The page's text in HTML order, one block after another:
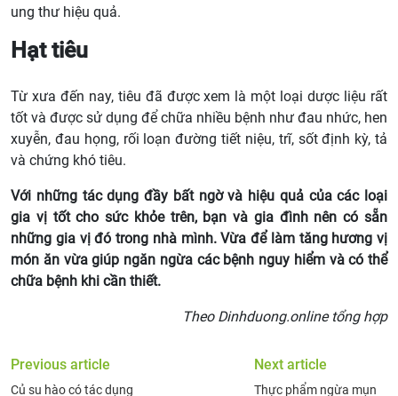
ung thư hiệu quả.
Hạt tiêu
Từ xưa đến nay, tiêu đã được xem là một loại dược liệu rất
tốt và được sử dụng để chữa nhiều bệnh như đau nhức, hen
xuyễn, đau họng, rối loạn đường tiết niệu, trĩ, sốt định kỳ, tả
và chứng khó tiêu.
Với những tác dụng đầy bất ngờ và hiệu quả của các loại
gia vị tốt cho sức khỏe trên, bạn và gia đình nên có sẵn
những gia vị đó trong nhà mình. Vừa để làm tăng hương vị
món ăn vừa giúp ngăn ngừa các bệnh nguy hiểm và có thể
chữa bệnh khi cần thiết.
Theo Dinhduong.online tổng hợp
Previous article
Củ su hào có tác dụng
Next article
Thực phẩm ngừa mụn